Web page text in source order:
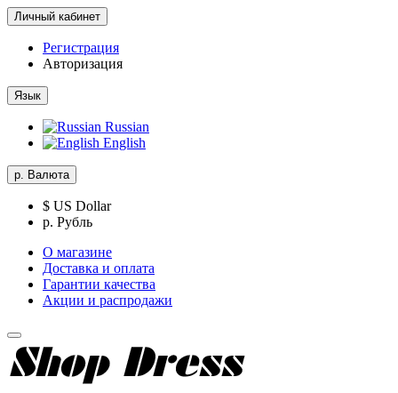
Личный кабинет
Регистрация
Авторизация
Язык
Russian
English
р. Валюта
$ US Dollar
р. Рубль
О магазине
Доставка и оплата
Гарантии качества
Акции и распродажи